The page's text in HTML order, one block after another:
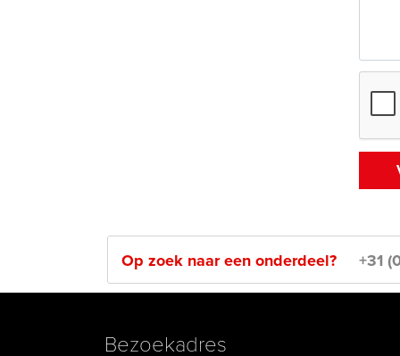
Op zoek naar een onderdeel? +31
Bezoekadres